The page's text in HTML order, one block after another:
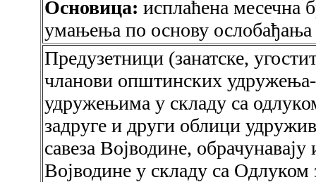
Основица: исплаћена месечна
умањења по основу
Предузетници (занатске,
чланови општинских
удружењима у складу са
задруге и други облици
савеза Војводине,
Војводине у складу са Одлуком